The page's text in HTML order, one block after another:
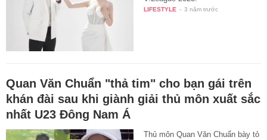
LIFESTYLE - 3 năm trước
Quan Văn Chuẩn "thả tim" cho bạn gái trên
khán đài sau khi giành giải thủ môn xuất sắc
nhất U23 Đông Nam Á
Thủ môn Quan Văn Chuẩn bày tỏ